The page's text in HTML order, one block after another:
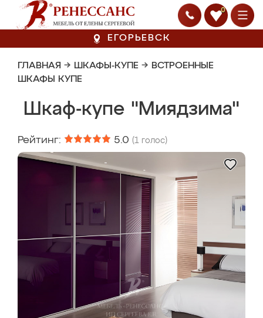
0
ЕГОРЬЕВСК
ГЛАВНАЯ → ШКАФЫ-КУПЕ → ВСТРОЕННЫЕ
ШКАФЫ КУПЕ
Шкаф-купе "Миядзима"
Рейтинг: 5.0 (1 голос)